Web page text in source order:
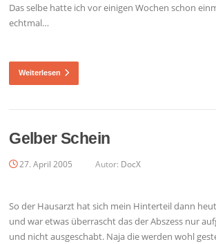
Das selbe hatte ich vor einigen Wochen schon
echtmal…
Weiterlesen
Gelber Schein
27. April 2005 Autor: DocX
So der Hausarzt hat sich mein Hinterteil dann
und war etwas überrascht das der Abszess nur
und nicht ausgeschabt. Naja die werden wohl